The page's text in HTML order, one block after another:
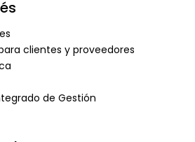
clientes y proveedores
de Gestión